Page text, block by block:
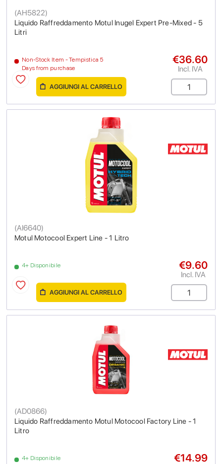
Liquido Raffreddamento Motul Inugel Expert Pre-Mixed - 5
Litri
(AH5822)
Non-Stock Item - Tempistica 5
Days from purchase
€36.60
Incl. IVA
AGGIUNGI AL CARRELLO
Motul Motocool Expert Line - 1 Litro
(AI6640)
4+ Disponibile €9.60
Incl. IVA
AGGIUNGI AL CARRELLO
Liquido Raffreddamento Motul Motocool Factory Line - 1
Litro
(AD0866)
4+ Disponibile €14.99